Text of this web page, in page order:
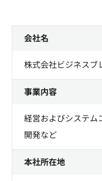
会社名
株式会社ビジネスブ
事業内容
経営およびシステム
開発など
本社所在地